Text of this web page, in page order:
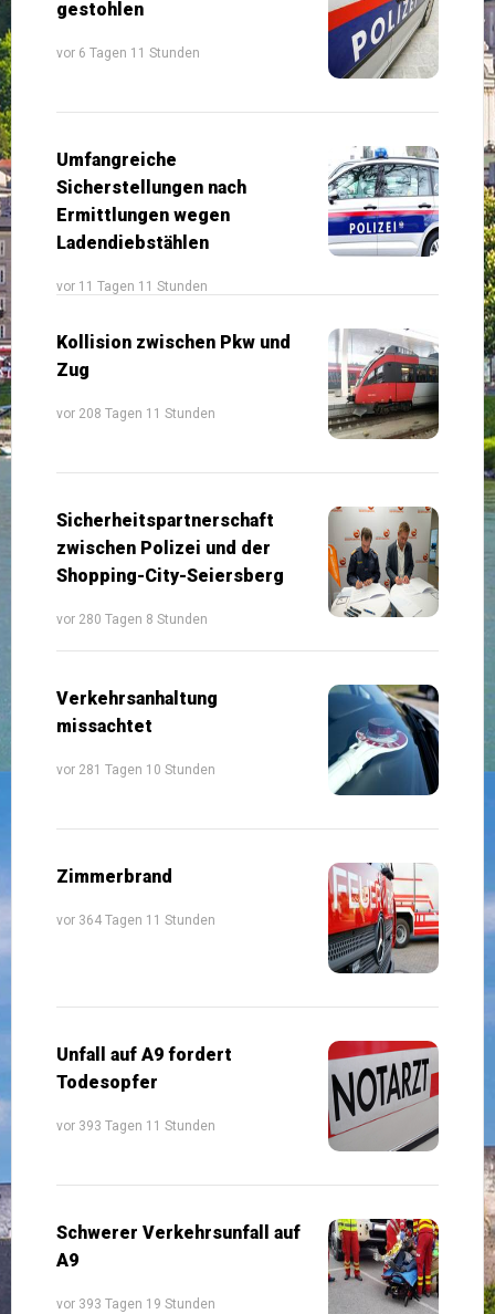
gestohlen
vor 6 Tagen 11 Stunden
Umfangreiche
Sicherstellungen nach
Ermittlungen wegen
Ladendiebstählen
vor 11 Tagen 11 Stunden
Kollision zwischen Pkw und
Zug
vor 208 Tagen 11 Stunden
Sicherheitspartnerschaft
zwischen Polizei und der
Shopping-City-Seiersberg
vor 280 Tagen 8 Stunden
Verkehrsanhaltung
missachtet
vor 281 Tagen 10 Stunden
Zimmerbrand
vor 364 Tagen 11 Stunden
Unfall auf A9 fordert
Todesopfer
vor 393 Tagen 11 Stunden
Schwerer Verkehrsunfall auf
A9
vor 393 Tagen 19 Stunden